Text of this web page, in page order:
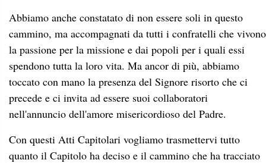
Abbiamo anche constatato di non essere soli in questo
cammino, ma accompagnati da tutti i confratelli che vivono
la passione per la missione e dai popoli per i quali essi
spendono tutta la loro vita. Ma ancor di più, abbiamo
toccato con mano la presenza del Signore risorto che ci
precede e ci invita ad essere suoi collaboratori
nell'annuncio dell'amore misericordioso del Padre.
Con questi Atti Capitolari vogliamo trasmettervi tutto
quanto il Capitolo ha deciso e il cammino che ha tracciato